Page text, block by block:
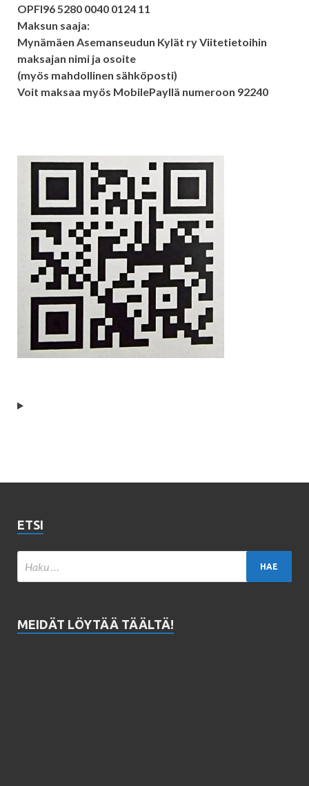
OPFI96 5280 0040 0124 11
Maksun saaja:
Mynämäen Asemanseudun Kylät ry Viitetietoihin
maksajan nimi ja osoite
(myös mahdollinen sähköposti)
Voit maksaa myös MobilePayllä numeroon 92240
ETSI
MEIDÄT LÖYTÄÄ TÄÄLTÄ!